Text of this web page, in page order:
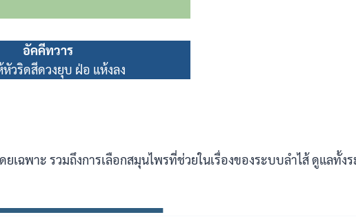
อัคคีทวาร
หัวริดสีดวงยุบ ฝ่อ แห้งลง
เฉพาะ รวมถึงการเลือกสมุนไพรที่ช่วยในเรื่องของระบบลำไส้ ดูแลทั้ง